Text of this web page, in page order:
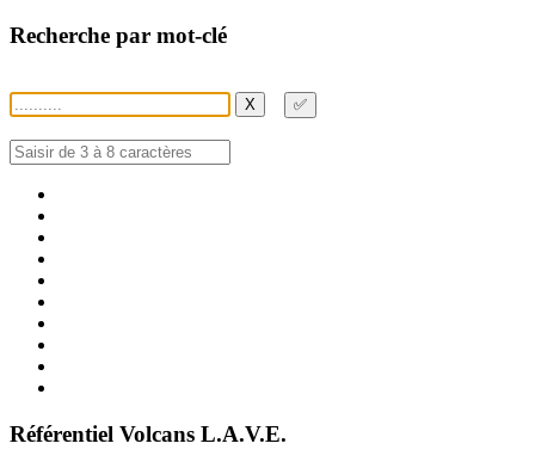
Recherche par mot-clé
X ✅
Référentiel Volcans L.A.V.E.